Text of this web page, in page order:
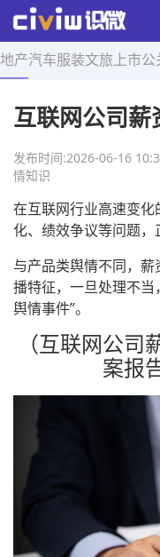
地产汽车服装文旅 上市公
首页 > 舆情知识 > 正文
互联网公司
发布时间:2026-06-16
情知识
在互联网行业高速变
化、绩效争议等问题，
与产品类舆情不同，
播特征，一旦处理不当
舆情事件”。
（互联网公司
案报